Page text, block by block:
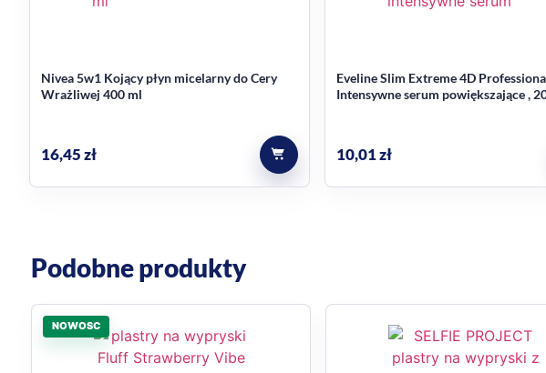
Nivea 5w1 Kojący płyn micelarny do Cery
Wrażliwej 400 ml
16,45zł
Eveline Slim Extreme 4D
Intensywne serum powiększające ,
10,01zł
Podobne produkty
NOWOSC